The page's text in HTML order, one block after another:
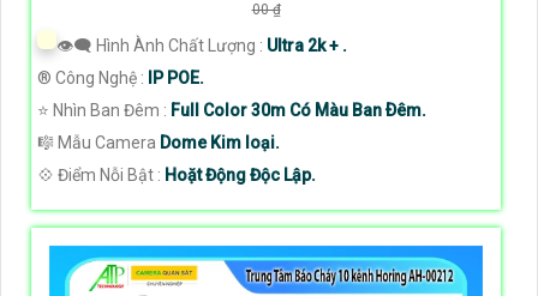
00 ₫
👁️‍🗨 Hình Ành Chất Lượng : Ultra 2k + .
®️ Công Nghệ :
IP POE.
⭐ Nhìn Ban Đêm : Full Color 30m Có Màu Ban Ðêm.
🎼️ Mẫu Camera Dome Kim loại.
️💠 Điểm Nỗi Bật : Hoặt Động Độc Lập.